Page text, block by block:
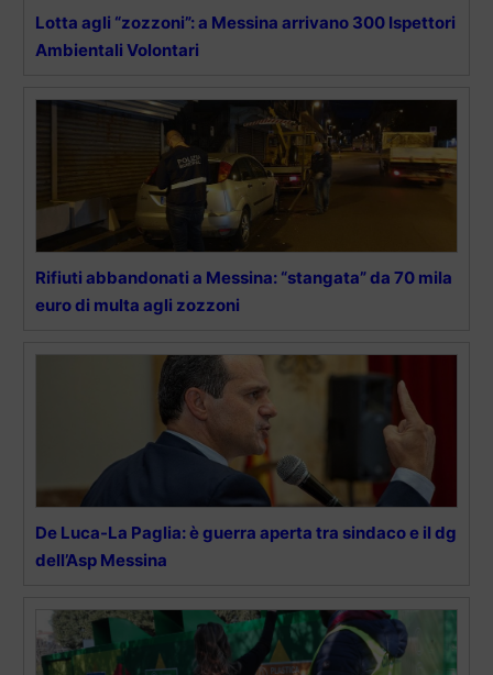
Lotta agli “zozzoni”: a Messina arrivano 300 Ispettori
Ambientali Volontari
Rifiuti abbandonati a Messina: “stangata” da 70 mila
euro di multa agli zozzoni
De Luca-La Paglia: è guerra aperta tra sindaco e il dg
dell’Asp Messina